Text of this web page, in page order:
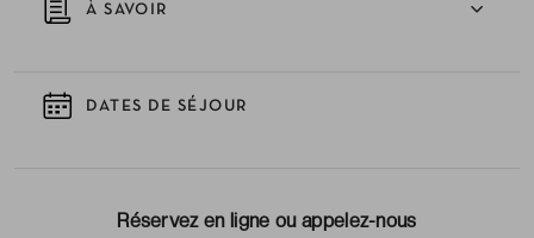
À SAVOIR
DATES DE SÉJOUR
Réservez en ligne ou appelez-nous